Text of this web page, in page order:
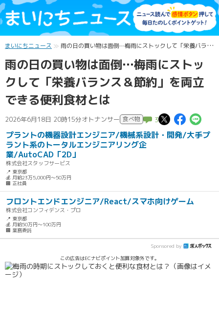
まいにちニュース 雨の日の買い物は面倒…梅雨にストックして「栄養バランス＆節約」を両立できる便利食材とは
雨の日の買い物は面倒…梅雨にストッ
クして「栄養バランス＆節約」を両立
できる便利食材とは
2026年6月18日 20時15分オトナンサー 食べ物 3 この記
この
プラントの機器設計エンジニア/機械系設計・開発/大手プ
ラント系のトータルエンジニアリング企
業/AutoCAD「2D」
株式会社スタッフサービス
📍 東京都
💰 月給23万5,000円～50万円
🏢 正社員
フロントエンドエンジニア/React/スマホ向けゲーム
株式会社コンフィデンス・プロ
📍 東京都
💰 月給50万円～100万円
🏢 業務委託
Sponsored by
この広告はECナビポイント加算対象外です。